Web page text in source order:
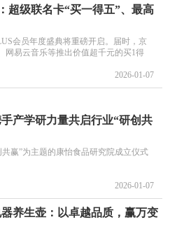
超级联名卡“买一得五”、最高
会员年度盛典将重磅开启。届时，京
网易云音乐等推出价值超千元的买1得
2026-01-07
产学研力量共启行业“研创共
赢”为主题的康怡食品研究院成立仪式
2026-01-07
养生壶：以卓越品质，赢万变